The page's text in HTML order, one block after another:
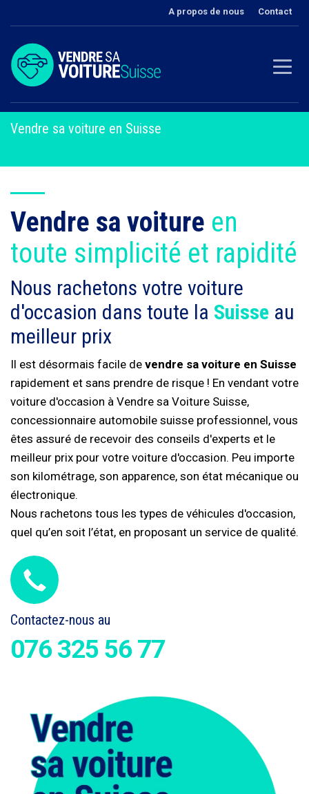
A propos de nous Contact
Vendre sa voiture en Suisse
Vendre sa voiture en
toute simplicité et rapidité
Nous rachetons votre voiture
d'occasion dans toute la Suisse au
meilleur prix
Il est désormais facile de vendre sa voiture en Suisse
rapidement et sans prendre de risque ! En vendant votre
voiture d'occasion à Vendre sa Voiture Suisse,
concessionnaire automobile suisse professionnel, vous
êtes assuré de recevoir des conseils d'experts et le
meilleur prix pour votre voiture d'occasion. Peu importe
son kilométrage, son apparence, son état mécanique ou
électronique.
Nous rachetons tous les types de véhicules d'occasion,
quel qu’en soit l’état, en proposant un service de qualité.
Contactez-nous au
076 325 56 77